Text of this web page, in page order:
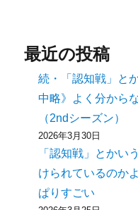
最近の投稿
続・「認知戦」と
中略》よく分から
（2ndシーズン）
2026年3月30日
「認知戦」とかい
けられているのか
ぱりすごい